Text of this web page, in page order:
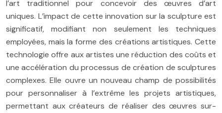
l’art traditionnel pour concevoir des œuvres d’art
uniques. L’impact de cette innovation sur la sculpture est
significatif, modifiant non seulement les techniques
employées, mais la forme des créations artistiques. Cette
technologie offre aux artistes une réduction des coûts et
une accélération du processus de création de sculptures
complexes. Elle ouvre un nouveau champ de possibilités
pour personnaliser à l’extrême les projets artistiques,
permettant aux créateurs de réaliser des œuvres sur-